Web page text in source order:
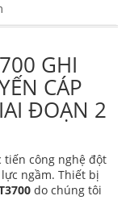
GHI
CÁP
ĐOẠN 2
công nghệ đột
ngầm. Thiết bị
do chúng tôi